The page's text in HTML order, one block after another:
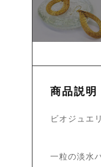
商品説明
ビオジュエ
一粒の淡水